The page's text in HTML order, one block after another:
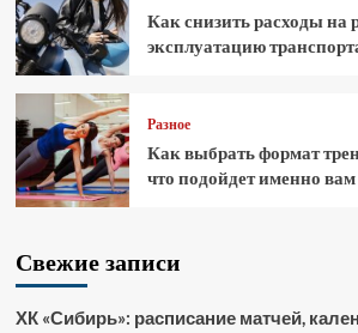
Как снизить расходы на
эксплуатацию
Разное
Как выбрать формат
что подойдет именно вам
Свежие записи
ХК «Сибирь»: расписание матчей,